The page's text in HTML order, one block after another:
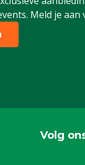
Meld je
Volg